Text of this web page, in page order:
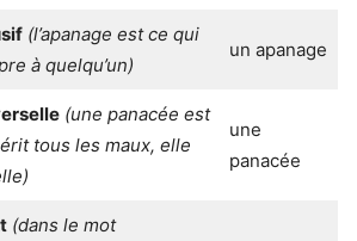
(l’apanage est ce qui
à quelqu’un)
un apanage
(une panacée est
tous les maux, elle
une
panacée
(dans le mot